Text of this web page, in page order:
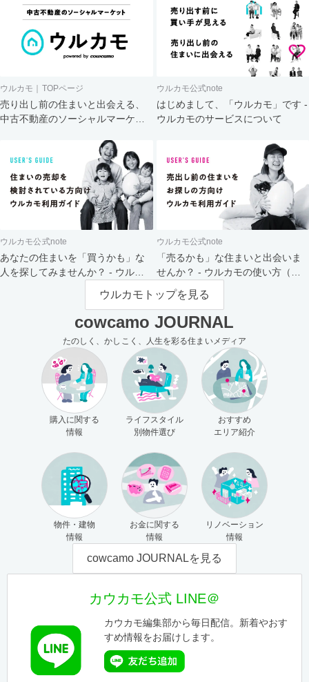
ウルカモ｜TOPページ
売り出し前の住まいと出会える、
中古不動産のソーシャルマーケッ
ウルカモ公式note
はじめまして、「ウルカモ」です -
ウルカモのサービスについて
ウルカモ公式note
あなたの住まいを「買うかも」な
人を探してみませんか？ - ウルカ
ウルカモ公式note
「売るかも」な住まいと出会いま
せんか？ - ウルカモの使い方（買
主さま向け）
ウルカモトップを見る
cowcamo JOURNAL
たのしく、かしこく、人生を彩る住まいメディア
購入に関する
情報
ライフスタイル
別物件選び
おすすめ
エリア紹介
物件・建物
情報
お金に関する
情報
リノベーション
情報
cowcamo JOURNALを見る
カウカモ公式 LINE＠
カウカモ編集部から毎日配信。新着やおす
すめ情報をお届けします。